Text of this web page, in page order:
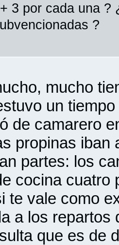
3 por cada una ?
?
mucho
un
de camarero
propinas iban
partes: los
cocina cuatro
te vale como
a los repartos
que es de